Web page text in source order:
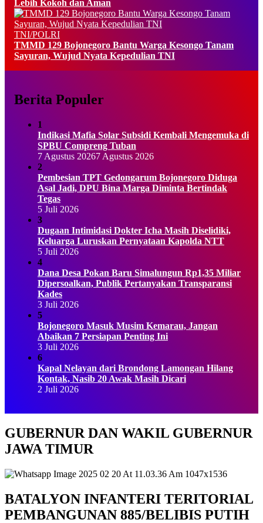
Lebih Kokoh dan Aman
TNI/POLRI
TMMD 129 Bojonegoro Bantu Warga Kesongo Tanam
Sayuran, Wujud Nyata Kepedulian TNI
Berita Populer
1
Indikasi Mafia Solar Subsidi Kembali Mengemuka di
SPBU Compreng Tuban
7 Agustus 20267 Agustus 2026
2
Pembesian TPT Gedongarum Bojonegoro Diduga
Asal Jadi, DPU Bina Marga Diminta Bertindak
Tegas
5 Juli 2026
3
Dugaan Intimidasi Dokter Icha Masih Diselidiki,
Keluarga Luruskan Pernyataan Kapolda NTT
5 Juli 2026
4
Dana Desa Pokan Baru Simalungun Rp1,35 Miliar
Dipersoalkan, Publik Pertanyakan Transparansi
Kades
3 Juli 2026
5
Bojonegoro Masuk Musim Kemarau, Jangan
Abaikan 7 Persiapan Penting Ini
3 Juli 2026
6
Kapal Nelayan dari Brondong Lamongan Hilang
Kontak, Nasib 20 Awak Masih Dicari
2 Juli 2026
GUBERNUR DAN WAKIL GUBERNUR
JAWA TIMUR
BATALYON INFANTERI TERITORIAL
PEMBANGUNAN 885/BELIBIS PUTIH